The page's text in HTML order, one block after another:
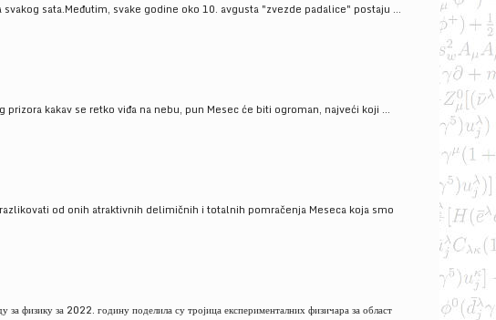
sata.Međutim, svake godine oko 10. avgusta "zvezde padalice" postaju ...
kakav se retko viđa na nebu, pun Mesec će biti ogroman, najveći koji ...
od onih atraktivnih delimičnih i totalnih pomračenja Meseca koja smo
физику за 2022. годину поделила су тројица експерименталних физичара за област